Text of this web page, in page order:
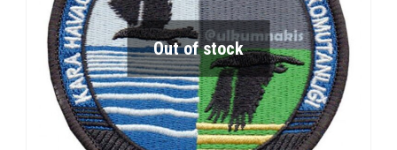
Out of stock